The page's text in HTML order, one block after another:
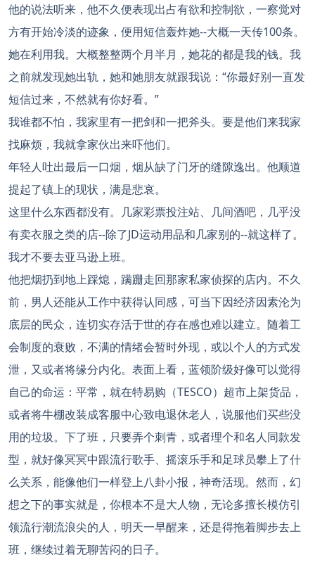
他的说法听来，他不久便表现出占有欲和控制欲，一察觉对
方有开始冷淡的迹象，便用短信轰炸她--大概一天传100条。
她在利用我。大概整整两个月半月，她花的都是我的钱。我
之前就发现她出轨，她和她朋友就跟我说：“你最好别一直发
短信过来，不然就有你好看。”
我谁都不怕，我家里有一把剑和一把斧头。要是他们来我家
找麻烦，我就拿家伙出来吓他们。
年轻人吐出最后一口烟，烟从缺了门牙的缝隙逸出。他顺道
提起了镇上的现状，满是悲哀。
这里什么东西都没有。几家彩票投注站、几间酒吧，几乎没
有卖衣服之类的店--除了JD运动用品和几家别的--就这样了。
我才不要去亚马逊上班。
他把烟扔到地上踩熄，蹒跚走回那家私家侦探的店内。不久
前，男人还能从工作中获得认同感，可当下因经济因素沦为
底层的民众，连切实存活于世的存在感也难以建立。随着工
会制度的衰败，不满的情绪会暂时外现，或以个人的方式发
泄，又或者将缘分内化。表面上看，蓝领阶级好像可以觉得
自己的命运：平常，就在特易购（TESCO）超市上架货品，
或者将牛棚改装成客服中心致电退休老人，说服他们买些没
用的垃圾。下了班，只要弄个刺青，或者理个和名人同款发
型，就好像冥冥中跟流行歌手、摇滚乐手和足球员攀上了什
么关系，能像他们一样登上八卦小报，神奇活现。然而，幻
想之下的事实就是，你根本不是大人物，无论多擅长模仿引
领流行潮流浪尖的人，明天一早醒来，还是得拖着脚步去上
班，继续过着无聊苦闷的日子。